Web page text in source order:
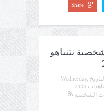
Share
نتنياهو
Wednesday,
الشخصية
2555